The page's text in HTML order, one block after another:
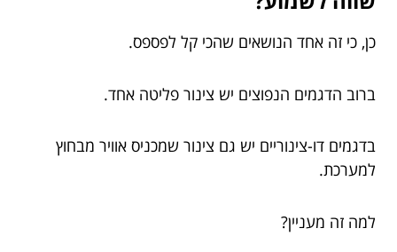
כן, כי זה אחד הנושאים שהכי קל לפספס.
ברוב הדגמים הנפוצים יש צינור פליטה אחד.
בדגמים דו-צינוריים יש גם צינור שמכניס אוויר מבחוץ
למערכת.
למה זה מעניין?